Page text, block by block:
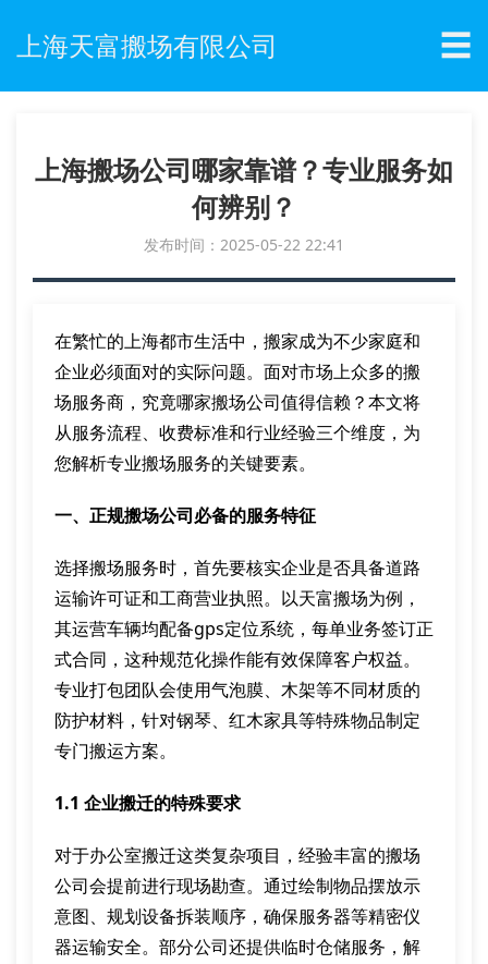
上海天富搬场有限公司 ☰
上海搬场公司哪家靠谱？专业服务如
何辨别？
发布时间：2025-05-22 22:41
在繁忙的上海都市生活中，搬家成为不少家庭和
企业必须面对的实际问题。面对市场上众多的搬
场服务商，究竟哪家搬场公司值得信赖？本文将
从服务流程、收费标准和行业经验三个维度，为
您解析专业搬场服务的关键要素。
一、正规搬场公司必备的服务特征
选择搬场服务时，首先要核实企业是否具备道路
运输许可证和工商营业执照。以天富搬场为例，
其运营车辆均配备gps定位系统，每单业务签订正
式合同，这种规范化操作能有效保障客户权益。
专业打包团队会使用气泡膜、木架等不同材质的
防护材料，针对钢琴、红木家具等特殊物品制定
专门搬运方案。
1.1 企业搬迁的特殊要求
对于办公室搬迁这类复杂项目，经验丰富的搬场
公司会提前进行现场勘查。通过绘制物品摆放示
意图、规划设备拆装顺序，确保服务器等精密仪
器运输安全。部分公司还提供临时仓储服务，解